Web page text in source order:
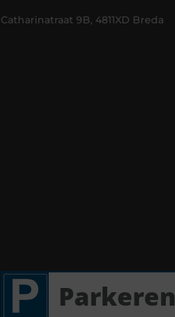
Catharinatraat 9B, 4811XD Breda
Parkeren